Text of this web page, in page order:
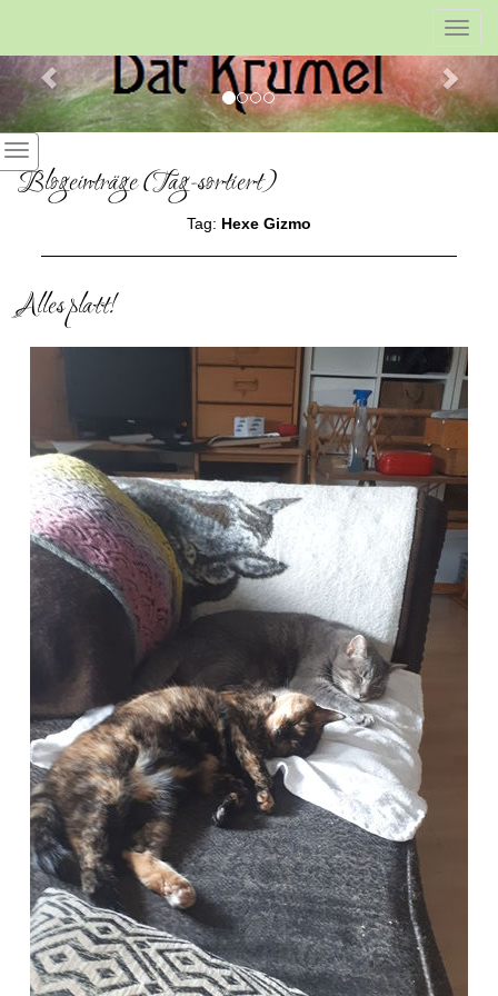
Blogeinträge (Tag-sortiert)
Tag: Hexe Gizmo
Alles platt!